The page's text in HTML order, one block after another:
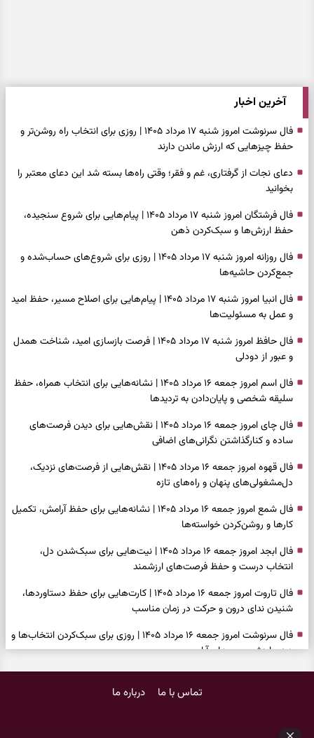
آخرین اخبار
فال سرنوشت امروز شنبه ۱۷ مرداد ۱۴۰۵ | روزی برای انتخاب راه روشن‌تر و
حفظ چیزهایی که ارزش ماندن دارند
دعای نجات از گرفتاری، غم و فقر؛ وقتی راه‌ها بسته شد این دعای معتبر را
بخوانید
فال فرشتگان امروز شنبه ۱۷ مرداد ۱۴۰۵ | پیام‌هایی برای شروع سنجیده،
حفظ ارزش‌ها و سبک‌کردن ذهن
فال روزانه امروز شنبه ۱۷ مرداد ۱۴۰۵ | روزی برای شروع‌های حساب‌شده و
جمع‌کردن حاشیه‌ها
فال انبیا امروز شنبه ۱۷ مرداد ۱۴۰۵ | پیام‌هایی برای اصلاح مسیر، حفظ امید
و عمل به مسئولیت‌ها
فال حافظ امروز شنبه ۱۷ مرداد ۱۴۰۵ | فرصت بازسازی امید، شناخت همدل
و عبور از دودلی
فال اسم امروز جمعه ۱۶ مرداد ۱۴۰۵ | نشانه‌هایی برای انتخاب همراه، حفظ
سلیقه شخصی و پایان‌دادن به تردیدها
فال چای امروز جمعه ۱۶ مرداد ۱۴۰۵ | نقش‌هایی برای دیدن فرصت‌های
ساده و کنارگذاشتن نگرانی‌های اضافی
فال قهوه امروز جمعه ۱۶ مرداد ۱۴۰۵ | نقش‌هایی از فرصت‌های نزدیک،
دل‌مشغولی‌های پنهان و راه‌های تازه
فال شمع امروز جمعه ۱۶ مرداد ۱۴۰۵ | نشانه‌هایی برای حفظ آرامش، تکمیل
کارها و روشن‌کردن خواسته‌ها
فال ابجد امروز جمعه ۱۶ مرداد ۱۴۰۵ | نیت‌هایی برای سبک‌شدن دل،
انتخاب درست و حفظ فرصت‌های ارزشمند
فال تاروت امروز جمعه ۱۶ مرداد ۱۴۰۵ | کارت‌هایی برای حفظ دستاوردها،
شنیدن ندای درون و حرکت در زمان مناسب
فال سرنوشت امروز جمعه ۱۶ مرداد ۱۴۰۵ | روزی برای سبک‌کردن انتخاب‌ها و
دیدن ارزش مسیرهای آرام
آسان شدن فوری کارهای سخت
تماس با ما درباره ما